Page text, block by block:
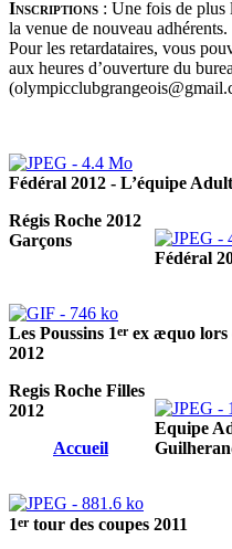
Inscriptions : Une fois de plus
la venue de nouveau adhérents.
Pour les retardataires, vous
aux heures d’ouverture du
Fédéral 2012 - L’équipe
Fédéral
Les Poussins 1er ex æquo lors
2012
Equipe
1er tour des coupes 2011
Régis Roche 2012
Garçons
Regis Roche Filles
2012
Accueil